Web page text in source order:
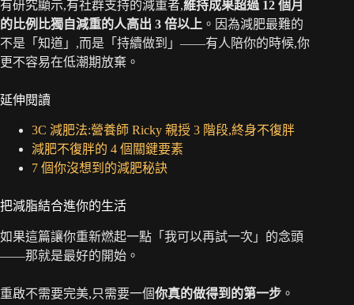
有研究顯示,有社群支持的減重者,維持成果超過 12 個月
的比例比獨自減重的人高出 3 倍以上 。因為減肥最難的
不是「知道」,而是「持續做到」——有人陪你的時候,你
更不容易在低潮期放棄。
延伸閱讀
3C 減肥法:營養師 Ricky 親授 3 階段,終身不復胖
減肥不復胖的 4 個關鍵要素
7 個你沒想到的減肥秘訣
把減脂結合進你的生活
如果這篇讓你重新燃起一點「我可以再試一次」的念頭
——那就是最好的開始。
重啟不需要完美,只需要一個你真的做得到的第一步 。